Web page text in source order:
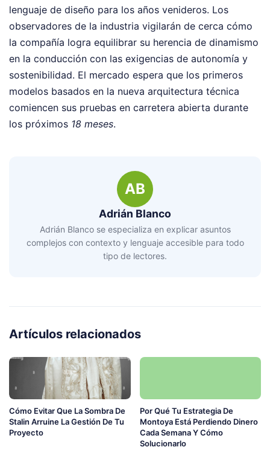
lenguaje de diseño para los años venideros. Los
observadores de la industria vigilarán de cerca cómo
la compañía logra equilibrar su herencia de dinamismo
en la conducción con las exigencias de autonomía y
sostenibilidad. El mercado espera que los primeros
modelos basados en la nueva arquitectura técnica
comiencen sus pruebas en carretera abierta durante
los próximos 18 meses.
AB
Adrián Blanco
Adrián Blanco se especializa en explicar asuntos
complejos con contexto y lenguaje accesible para todo
tipo de lectores.
Artículos relacionados
Cómo Evitar Que La Sombra De
Stalin Arruine La Gestión De Tu
Proyecto
Por Qué Tu Estrategia De
Montoya Está Perdiendo Dinero
Cada Semana Y Cómo
Solucionarlo